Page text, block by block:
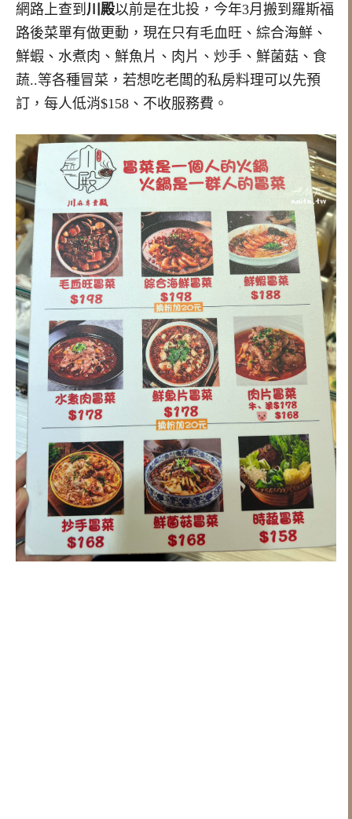
網路上查到 川殿以前是在北投，今年3月搬到羅斯福
路後菜單有做更動，現在只有毛血旺、綜合海鮮、
鮮蝦、水煮肉、鮮魚片、肉片、炒手、鮮菌菇、食
蔬..等各種冒菜，若想吃老闆的私房料理可以先預
訂，每人低消$158、不收服務費。